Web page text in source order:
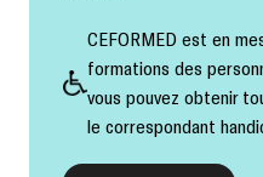
CEFORMED est en
formations des
vous pouvez obtenir
le correspondant